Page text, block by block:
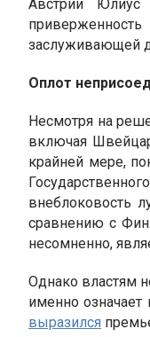
Австрии Юлиус
заслуживающей
Оплот
Несмотря на
включая
крайней мере,
внеблоковость
сравнению с
несомненно,
Однако властям
именно
выразился